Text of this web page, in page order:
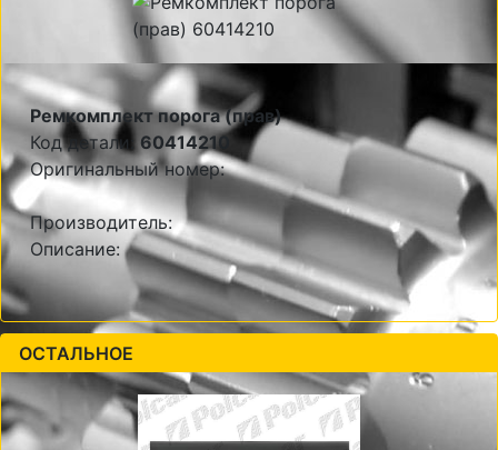
Ремкомплект порога (прав)
Код детали: 60414210
Оригинальный номер:
Производитель:
Описание:
ОСТАЛЬНОЕ